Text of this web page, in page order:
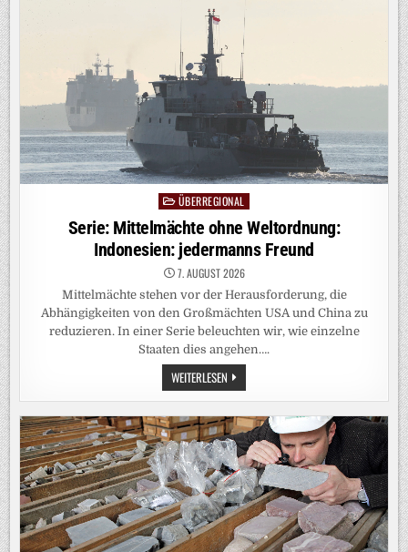
WIEDEREINSTIEG
GIBT
NICHT“
Posted
in
ÜBERREGIONAL
Serie: Mittelmächte ohne Weltordnung:
Indonesien: jedermanns Freund
7. AUGUST 2026
Mittelmächte stehen vor der Herausforderung, die
Abhängigkeiten von den Großmächten USA und China zu
reduzieren. In einer Serie beleuchten wir, wie einzelne
Staaten dies angehen….
WEITERLESEN SERIE:
MITTELMÄCHTE
OHNE
WELTORDNUNG:
INDONESIEN:
JEDERMANNS
FREUND